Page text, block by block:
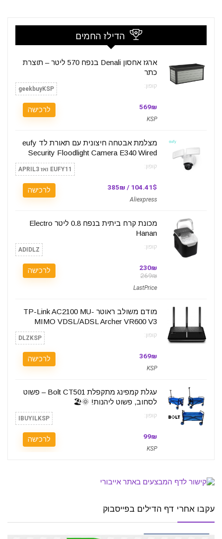
הדילז החמים
ארגז אחסון Denali בנפח 570 ליטר – תוצרת
כתר
קופון: geekbuyKSP
569₪
KSP
לרכישה
מצלמת אבטחה חיצונית עם תאורת לד eufy
Security Floodlight Camera E340 Wired
קופון: EUFY11 ואז APRIL3
104.41$ / 385₪
Aliexpress
לרכישה
מכונת קרח ביתית בנפח 0.8 ליטר Electro
Hanan
קופון: ADIDLZ
230₪
269₪
LastPrice
לרכישה
מודם משולב ראוטר TP-Link AC2100 MU-
MIMO VDSL/ADSL Archer VR600 V3
קופון: DLZKSP
369₪
KSP
לרכישה
עגלת קמפינג מתקפלת Bolt CT501 – פשוט
לסחוב, פשוט ליהנות! 🌞🏖️
קופון: IBUYILKSP
99₪
KSP
לרכישה
עקבו אחרי דף הדילים בפייסבוק